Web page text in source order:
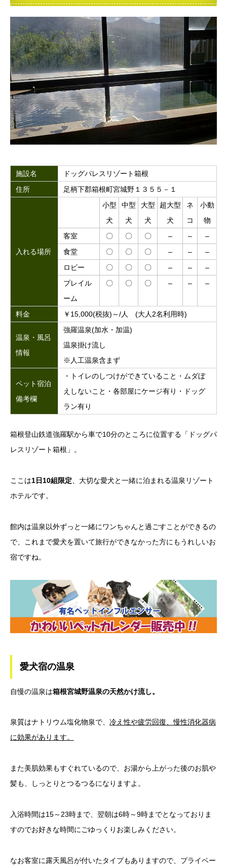
施設名
ドッグパレスリゾート箱根
住所
足柄下郡箱根町宮城野１３５５－１
入れる場所
小型
犬
中型
犬
大型
犬
超大型
犬
ネ
コ
小動
物
客室
〇 〇 〇 – –
–
食堂
〇 〇 〇 – –
–
ロビー
〇 〇 〇 – –
–
プレイル
ーム
〇 〇 〇 – – –
料金 ￥15,000(税抜)～/人 (大人2名利用時)
温泉・風呂
情報
強羅温泉(加水・加温)
温泉掛け流し
※人工温泉含まず
ペット宿泊
備考欄
・トイレのしつけができていること・ムダぼ
えしないこと・各部屋にケージ有り・ドッグ
ラン有り
箱根登山鉄道強羅駅から車で10分のところに位置する「ドッグパ
レスリゾート箱根」。
ここは1日10組限定 、大切な愛犬と一緒に泊まれる温泉リゾート
ホテルです。
館内は温泉以外ずっと一緒にワンちゃんと過ごすことができるの
で、これまで愛犬を置いて旅行ができなかった方にもうれしいお
宿ですね。
愛犬宿の温泉
自慢の温泉は箱根宮城野温泉の天然かけ流し。
泉質はナトリウム塩化物泉で、 冷え性や疲労回復、慢性消化器病
に効果があります。
また美肌効果もすぐれているので、お湯から上がった後のお肌や
髪も、しっとりとつるつるになりますよ。
入浴時間は15～23時まで、翌朝は6時～9時までとなっておりま
すのでお好きな時間にごゆっくりお楽しみください。
なお客室に露天風呂が付いたタイプもありますので、プライベー